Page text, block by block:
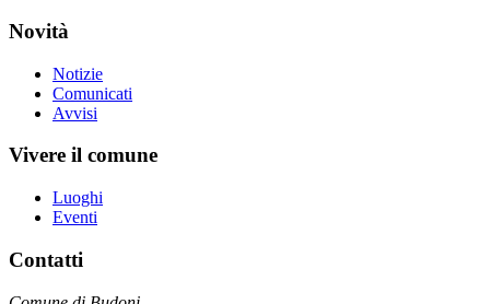
Novità
Notizie
Comunicati
Avvisi
Vivere il comune
Luoghi
Eventi
Contatti